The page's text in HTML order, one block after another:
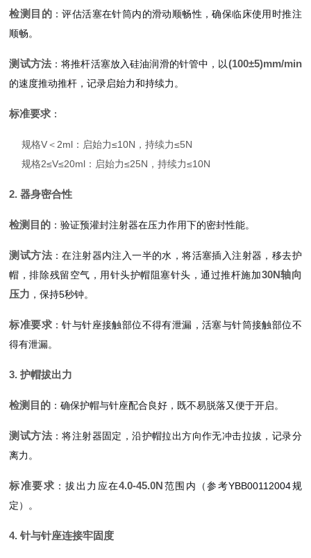
检测目的 ：评估活塞在针筒内的滑动顺畅性，确保临床使用时推注
顺畅。
测试方法 ：将推杆活塞放入硅油润滑的针管中，以(100±5)mm/min
的速度推动推杆，记录启始力和持续力。
标准要求 ：
规格V＜2ml：启始力≤10N，持续力≤5N
规格2≤V≤20ml：启始力≤25N，持续力≤10N
2. 器身密合性
检测目的 ：验证预灌封注射器在压力作用下的密封性能。
测试方法 ：在注射器内注入一半的水，将活塞插入注射器，移去护
帽，排除残留空气，用针头护帽阻塞针头，通过推杆施加30N轴向
压力 ，保持5秒钟。
标准要求 ：针与针座接触部位不得有泄漏，活塞与针筒接触部位不
得有泄漏。
3. 护帽拔出力
检测目的 ：确保护帽与针座配合良好，既不易脱落又便于开启。
测试方法 ：将注射器固定，沿护帽拉出方向作无冲击拉拔，记录分
离力。
标准要求 ：拔出力应在4.0-45.0N范围内（参考YBB00112004规
定）。
4. 针与针座连接牢固度